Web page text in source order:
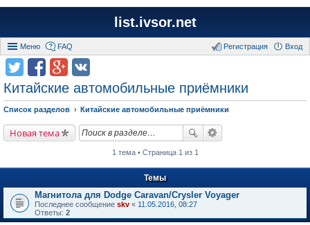
list.ivsor.net
Меню FAQ Вход
Регистрация
Китайские автомобильные приёмники
Список разделов Китайские автомобильные приёмники
Новая тема
1 тема • Страница 1 из 1
Темы
Магнитола для Dodge Caravan/Crysler Voyager
Последнее сообщение skv « 11.05.2016, 08:27
Ответы: 2